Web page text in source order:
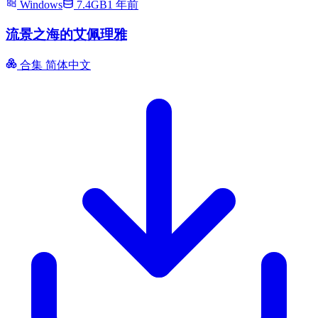
Windows 7.4GB1 年前
流景之海的艾佩理雅
合集 简体中文